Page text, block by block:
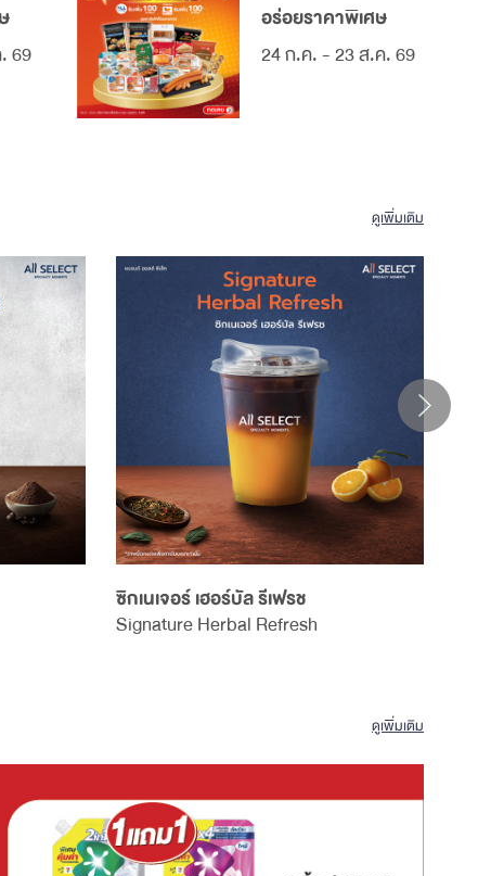
69
อร่อยราคาพิเศษ
24 ก.ค. - 23 ส.ค. 69
ดูเพิ่มเติม
ซิกเนเจอร์ เฮอร์บัล รีเฟรช
Signature Herbal Refresh
ดูเพิ่มเติม